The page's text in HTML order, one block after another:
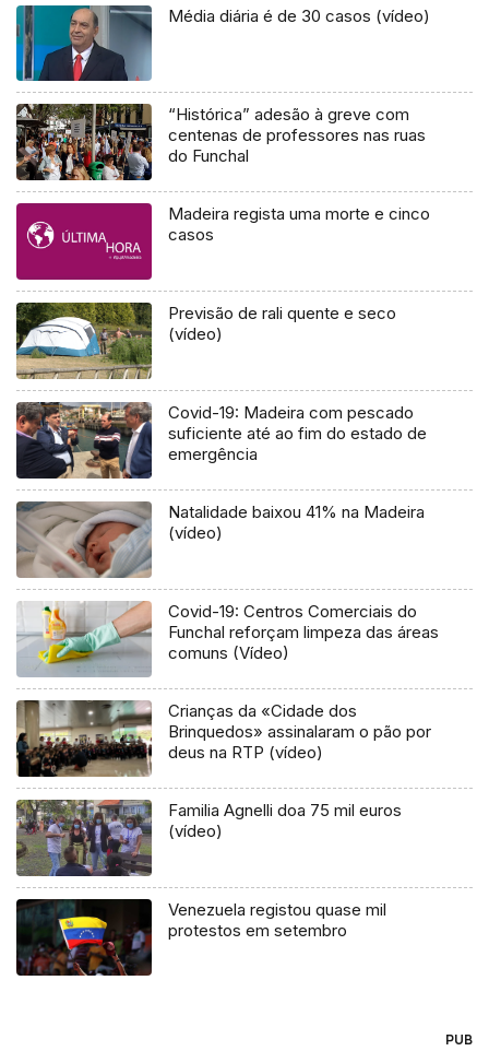
Média diária é de 30 casos (vídeo)
“Histórica” adesão à greve com
centenas de professores nas ruas
do Funchal
Madeira regista uma morte e cinco
casos
Previsão de rali quente e seco
(vídeo)
Covid-19: Madeira com pescado
suficiente até ao fim do estado de
emergência
Natalidade baixou 41% na Madeira
(vídeo)
Covid-19: Centros Comerciais do
Funchal reforçam limpeza das áreas
comuns (Vídeo)
Crianças da «Cidade dos
Brinquedos» assinalaram o pão por
deus na RTP (vídeo)
Familia Agnelli doa 75 mil euros
(vídeo)
Venezuela registou quase mil
protestos em setembro
PUB